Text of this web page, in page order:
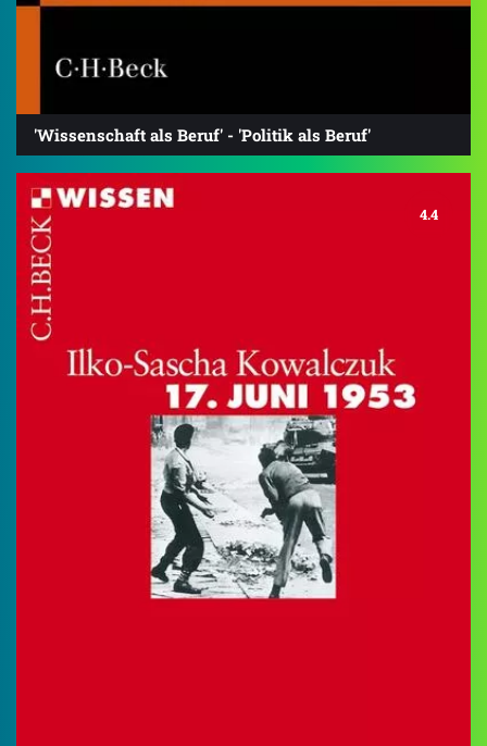
'Wissenschaft als Beruf' - 'Politik als Beruf'
4.4